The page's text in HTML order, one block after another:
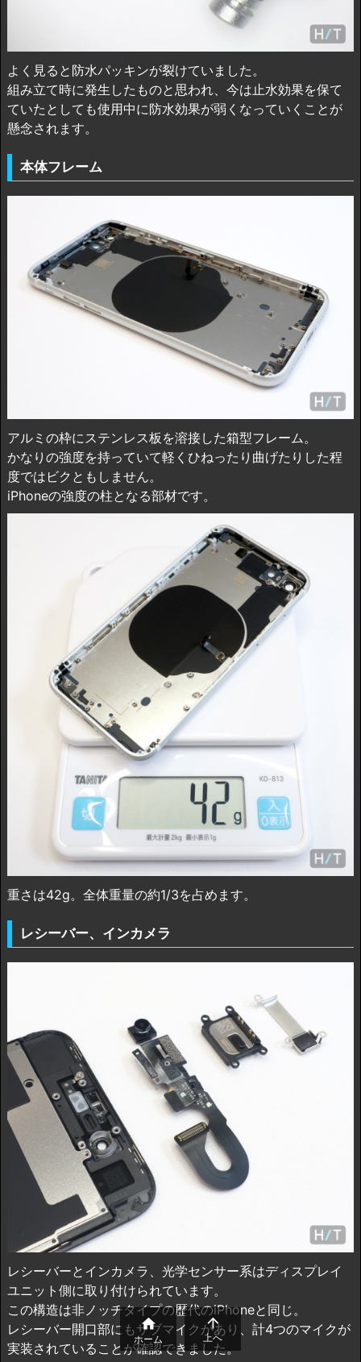
よく見ると防水パッキンが裂けていました。
組み立て時に発生したものと思われ、今は止水効果を保て
ていたとしても使用中に防水効果が弱くなっていくことが
懸念されます。
本体フレーム
アルミの枠にステンレス板を溶接した箱型フレーム。
かなりの強度を持っていて軽くひねったり曲げたりした程
度ではビクともしません。
iPhoneの強度の柱となる部材です。
重さは42g。全体重量の約1/3を占めます。
レシーバー、インカメラ
レシーバーとインカメラ、光学センサー系はディスプレイ
ユニット側に取り付けられています。
この構造は非ノッチタイプの歴代のiPhoneと同じ。
レシーバー開口部にもサブマイクがあり、計4つのマイクが
実装されていることが確認できました。

ホーム

上へ